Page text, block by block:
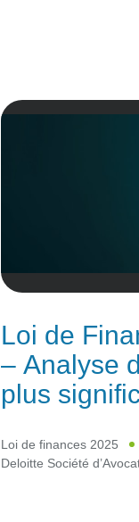
Loi de
– Analyse
plus
Loi de finances 2025
Deloitte Société